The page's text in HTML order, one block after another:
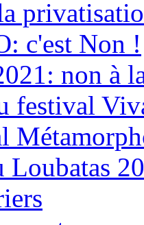
c'est Non !
non à
festival
Loubatas